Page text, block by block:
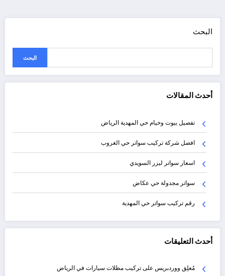
البحث
البحث
أحدث المقالات
تفصيل بيوت وخيام حي المهدية الرياض
افضل شركة تركيب سواتر حي الغروب
اسعار سواتر ليزر السويدي
سواتر مجدولة حي عكاض
رقم تركيب سواتر حي المهدية
أحدث التعليقات
مُعلِق ووردبريس علىتركيب مظلات سيارات في الرياض